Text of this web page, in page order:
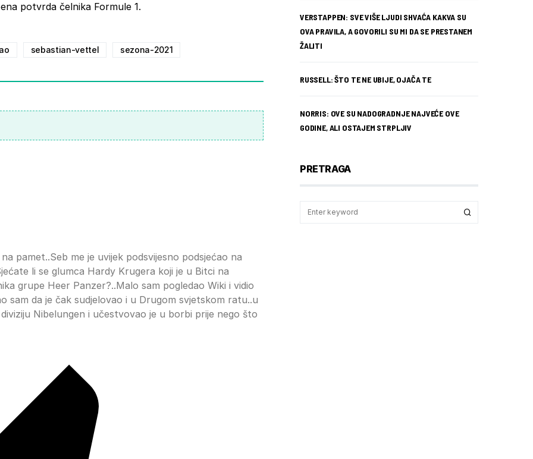
potvrda čelnika Formule 1.
sebastian-vettel sezona-2021
pamet..Seb me je uvijek podsvijesno podsjećao na
li se glumca Hardy Krugera koji je u Bitci na
grupe Heer Panzer?..Malo sam pogledao Wiki i vidio
sam da je čak sudjelovao i u Drugom svjetskom ratu..u
Nibelungen i učestvovao je u borbi prije nego što
VERSTAPPEN: SVE VIŠE LJUDI SHVAĆA KAKVA SU
OVA PRAVILA, A GOVORILI SU MI DA SE PRESTANEM
ŽALITI
RUSSELL: ŠTO TE NE UBIJE, OJAČA TE
NORRIS: OVE SU NADOGRADNJE NAJVEĆE OVE
GODINE, ALI OSTAJEM STRPLJIV
PRETRAGA